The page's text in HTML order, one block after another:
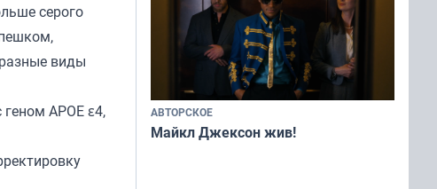
серого
виды
APOE ε4,
АВТОРСКОЕ
Майкл Джексон жив!